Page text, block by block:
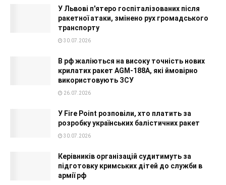
У Львові п'ятеро госпіталізованих після
ракетної атаки, змінено рух громадського
транспорту
30.07.2026
В рф жаліються на високу точність нових
крилатих ракет AGM-188A, які ймовірно
використовують ЗСУ
26.07.2026
У Fire Point розповіли, хто платить за
розробку українських балістичних ракет
30.07.2026
Керівників організацій судитимуть за
підготовку кримських дітей до служби в
армії рф